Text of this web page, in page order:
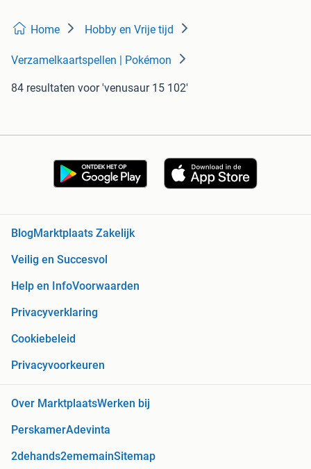
Home Hobby en Vrije tijd
Verzamelkaartspellen | Pokémon
84 resultaten voor 'venusaur 15 102'
BlogMarktplaats Zakelijk
Veilig en Succesvol
Help en InfoVoorwaarden
Privacyverklaring
Cookiebeleid
Privacyvoorkeuren
Over MarktplaatsWerken bij
PerskamerAdevinta
2dehands2ememainSitemap